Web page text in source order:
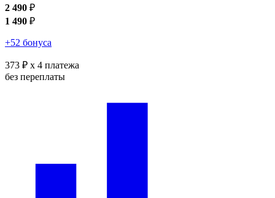
2 490 ₽
1 490 ₽
+52 бонуса
373 ₽ x 4 платежа
без переплаты